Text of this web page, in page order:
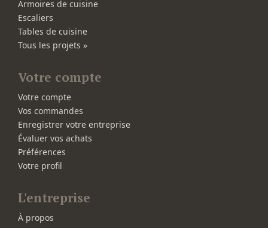
Armoires de cuisine
Escaliers
Tables de cuisine
Tous les projets »
Votre compte
Votre compte
Vos commandes
Enregistrer votre entreprise
Évaluer vos achats
Préférences
Votre profil
L'entreprise
À propos